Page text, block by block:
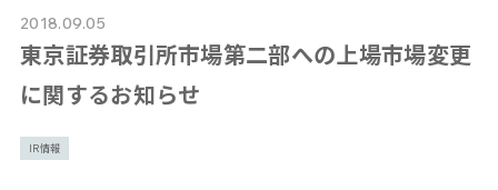
2018.09.05
東京証券取引所市場第二部への上場市場変更
に関するお知らせ
IR情報